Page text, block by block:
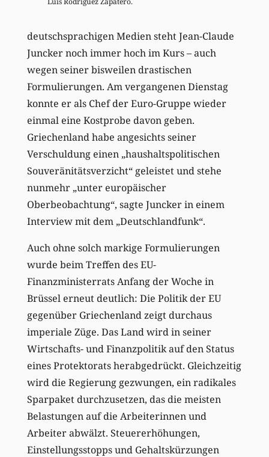
deutschsprachigen Medien steht Jean-Claude
Juncker noch immer hoch im Kurs – auch
wegen seiner bisweilen drastischen
Formulierungen. Am vergangenen Dienstag
konnte er als Chef der Euro-Gruppe wieder
einmal eine Kostprobe davon geben.
Griechenland habe angesichts seiner
Verschuldung einen „haushaltspolitischen
Souveränitätsverzicht“ geleistet und stehe
nunmehr „unter europäischer
Oberbeobachtung“, sagte Juncker in einem
Interview mit dem „Deutschlandfunk“.
Auch ohne solch markige Formulierungen
wurde beim Treffen des EU-
Finanzministerrats Anfang der Woche in
Brüssel erneut deutlich: Die Politik der EU
gegenüber Griechenland zeigt durchaus
imperiale Züge. Das Land wird in seiner
Wirtschafts- und Finanzpolitik auf den Status
eines Protektorats herabgedrückt. Gleichzeitig
wird die Regierung gezwungen, ein radikales
Sparpaket durchzusetzen, das die meisten
Belastungen auf die Arbeiterinnen und
Arbeiter abwälzt. Steuererhöhungen,
Einstellungsstopps und Gehaltskürzungen